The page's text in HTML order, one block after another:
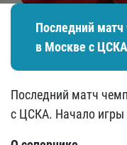
Последний
в Москве с
Последний матч
с ЦСКА. Начало игры